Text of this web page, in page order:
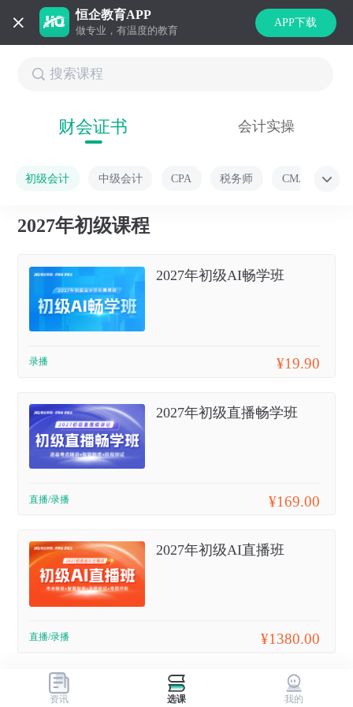
恒企教育APP
做专业，有温度的教育
APP下载
财会证书 会计实操
初级会计 中级会计 CPA 税务师 CMA
2027年初级课程
2027年初级AI畅学班
录播 ¥19.90
2027年初级直播畅学班
直播/录播 ¥169.00
2027年初级AI直播班
直播/录播 ¥1380.00
资讯 选课 我的